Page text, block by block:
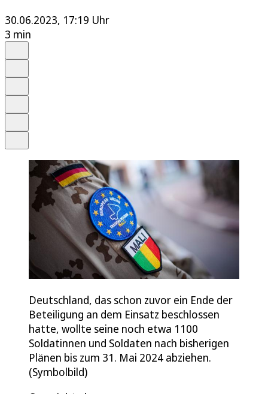
30.06.2023, 17:19 Uhr
3 min
Deutschland, das schon zuvor ein Ende der
Beteiligung an dem Einsatz beschlossen
hatte, wollte seine noch etwa 1100
Soldatinnen und Soldaten nach bisherigen
Plänen bis zum 31. Mai 2024 abziehen.
(Symbolbild)